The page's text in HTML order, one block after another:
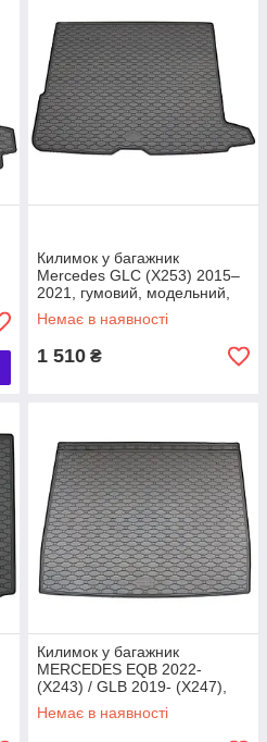
Килимок у багажник
Mercedes GLC (X253) 2015–
2021, гумовий, модельний,
Rigum Чехія (421033)
Немає в наявності
1 510 ₴
Килимок у багажник
MERCEDES EQB 2022-
(X243) / GLB 2019- (X247),
гумовий Rigum (421118)
Немає в наявності